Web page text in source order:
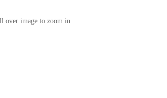
over image to zoom in